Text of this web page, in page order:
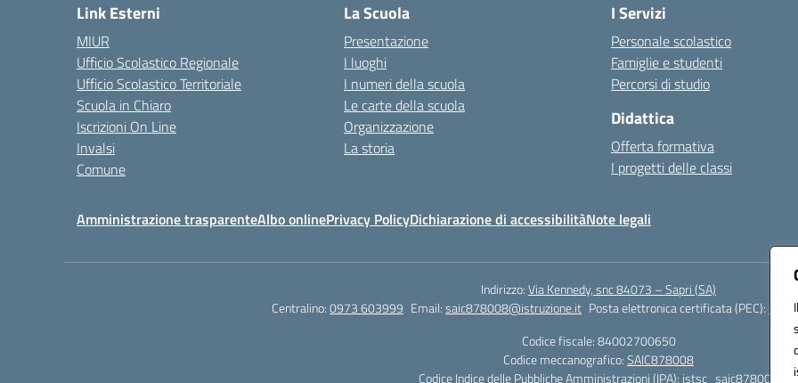
Link Esterni
MIUR
Ufficio Scolastico Regionale
Ufficio Scolastico Territoriale
Scuola in Chiaro
Iscrizioni On Line
Invalsi
Comune
La Scuola
Presentazione
I luoghi
I numeri della scuola
Le carte della scuola
Organizzazione
La storia
I Servizi
Personale scolastico
Famiglie e studenti
Percorsi di studio
Didattica
Offerta formativa
I progetti delle classi
Amministrazione trasparenteAlbo onlinePrivacy PolicyDichiarazione di accessibilitàNote legali
Indirizzo:Via Kennedy, snc 84073 – Sapri (SA)
Centralino:0973 603999 Email:saic878008@istruzione.it Posta elettronica certificata (PEC):
Codice fiscale: 84002700650
Codice meccanografico:SAIC878008
Codice Indice delle Pubbliche Amministrazioni (IPA): istsc_saic878008